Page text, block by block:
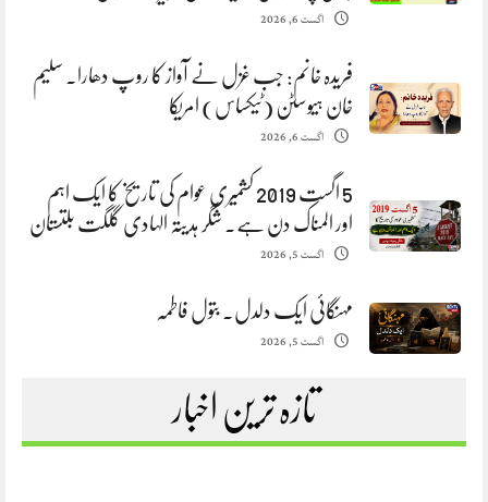
اگست 6, 2026
فریدہ خانم: جب غزل نے آواز کا روپ دھارا. سلیم
خان ہیوسٹن (ٹیکساس) امریکا
اگست 6, 2026
5 اگست 2019 کشمیری عوام کی تاریخ کا ایک اہم
اور المناک دن ہے. شگر ہدیتہ الہادی گلگت بلتستان
اگست 5, 2026
مہنگائی ایک دلدل. بتول فاطمہ
اگست 5, 2026
تازہ ترین اخبار